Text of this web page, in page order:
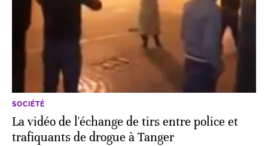
SOCIÉTÉ
La vidéo de l'échange de tirs entre police et
trafiquants de drogue à Tanger